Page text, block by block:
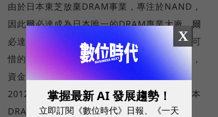
由於日本東芝放棄DRAM事業，專注於NAND，
因此爾必達成為日本唯一的DRAM專業大廠。爾
必達有雄厚的DRAM技術基礎與不小的產能，可
惜的是在經歷幾次DRAM產業不景氣的衝擊下，
資金不濟，只好於2012年2月申請破產保護。
2012年5月，爾必達被美國美光科技收購，日本
DRAM產業畫下休止符。
X
掌握最新 AI 發展趨勢！
立即訂閱《數位時代》日報、《一天